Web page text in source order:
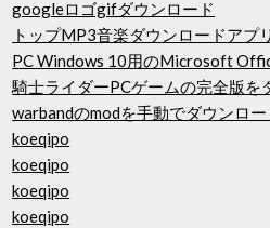
googleロゴgifダウンロード
トップMP3音楽ダウンロードアプリ
PC Windows 10用のMicrosoft
騎士ライダーPCゲームの完全版を
warbandのmodを手動でダウンロ
koeqipo
koeqipo
koeqipo
koeqipo